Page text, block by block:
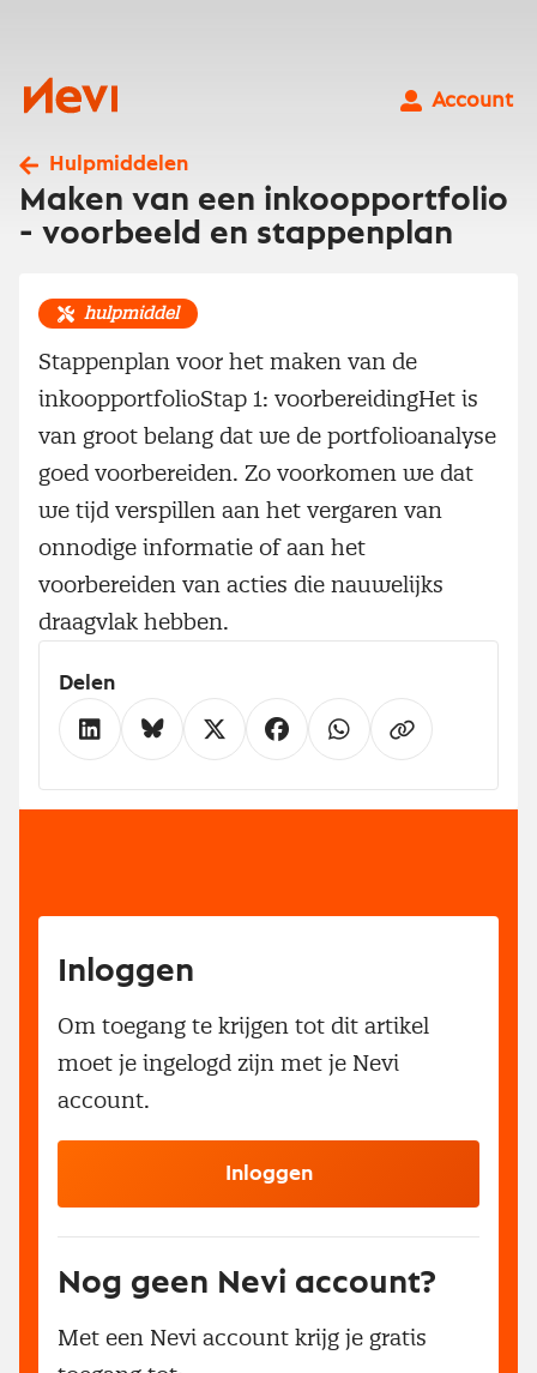
Nevi
Account
Hulpmiddelen
Maken van een inkoopportfolio
- voorbeeld en stappenplan
hulpmiddel
Stappenplan voor het maken van de
inkoopportfolioStap 1: voorbereidingHet is
van groot belang dat we de portfolioanalyse
goed voorbereiden. Zo voorkomen we dat
we tijd verspillen aan het vergaren van
onnodige informatie of aan het
voorbereiden van acties die nauwelijks
draagvlak hebben.
Delen
Inloggen
Om toegang te krijgen tot dit artikel
moet je ingelogd zijn met je Nevi
account.
Inloggen
Nog geen Nevi account?
Met een Nevi account krijg je gratis